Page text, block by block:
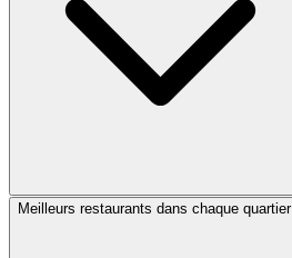
Meilleurs restaurants dans chaque quartier